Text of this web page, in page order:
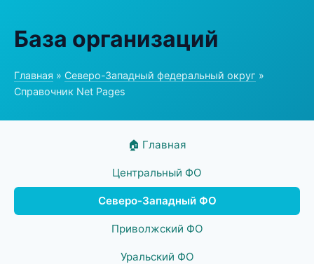
База организаций
Главная » Северо-Западный федеральный округ »
Справочник Net Pages
🏠 Главная
Центральный ФО
Северо-Западный ФО
Приволжский ФО
Уральский ФО